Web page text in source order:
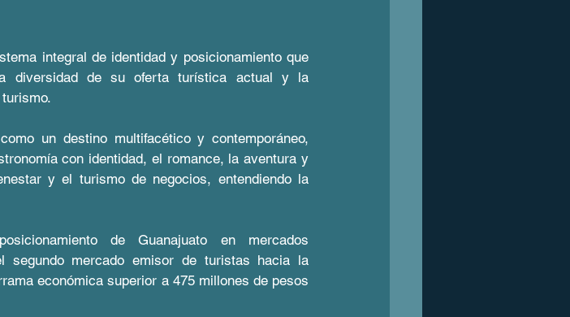
integral de identidad y posicionamiento que
diversidad de su oferta turística actual y la
un destino multifacético y contemporáneo,
con identidad, el romance, la aventura y
y el turismo de negocios, entendiendo la
de Guanajuato en mercados
segundo mercado emisor de turistas hacia la
económica superior a 475 millones de pesos